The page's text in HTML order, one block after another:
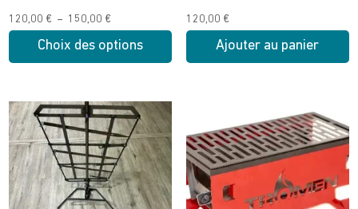
120,00 € – 150,00 €
de
à
150,00 €
Choix des options
a
plusieurs
variations.
Les
options
120,00 €
Ajouter au panier